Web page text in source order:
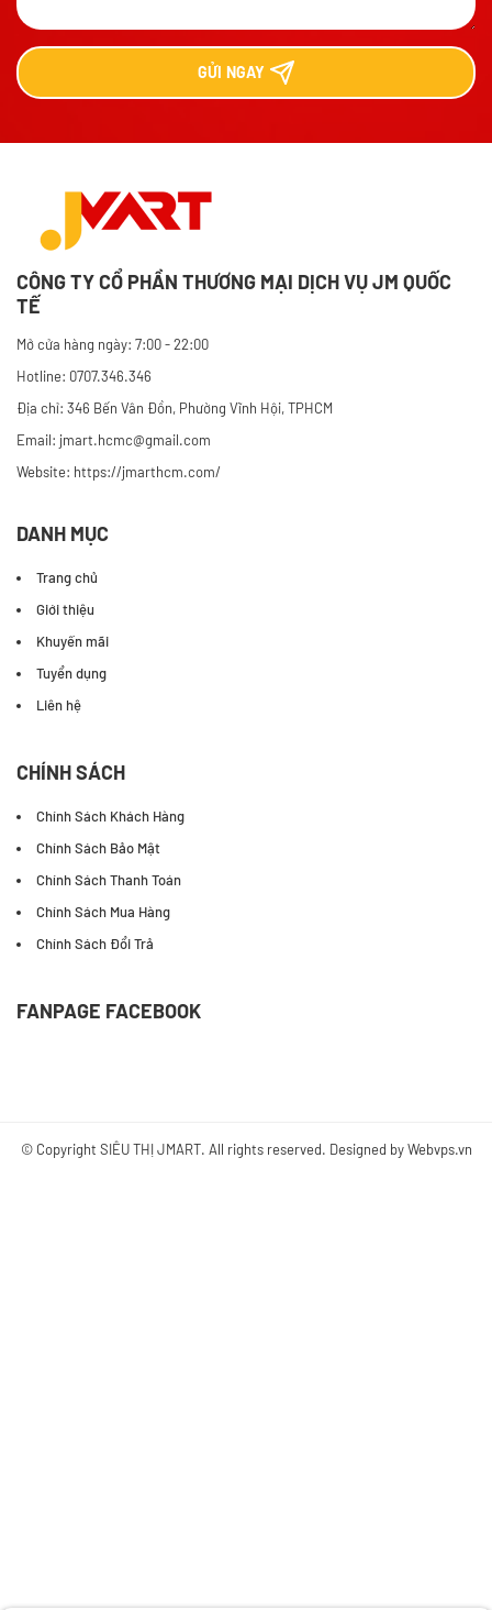
GỬI NGAY
CÔNG TY CỔ PHẦN THƯƠNG MẠI DỊCH VỤ JM QUỐC
TẾ
Mở cửa hàng ngày: 7:00 - 22:00
Hotline: 0707.346.346
Địa chỉ: 346 Bến Vân Đồn, Phường Vĩnh Hội, TPHCM
Email: jmart.hcmc@gmail.com
Website: https://jmarthcm.com/
DANH MỤC
Trang chủ
Giới thiệu
Khuyến mãi
Tuyển dụng
Liên hệ
CHÍNH SÁCH
Chính Sách Khách Hàng
Chính Sách Bảo Mật
Chính Sách Thanh Toán
Chính Sách Mua Hàng
Chính Sách Đổi Trả
FANPAGE FACEBOOK
© Copyright SIÊU THỊ JMART. All rights reserved. Designed byWebvps.vn